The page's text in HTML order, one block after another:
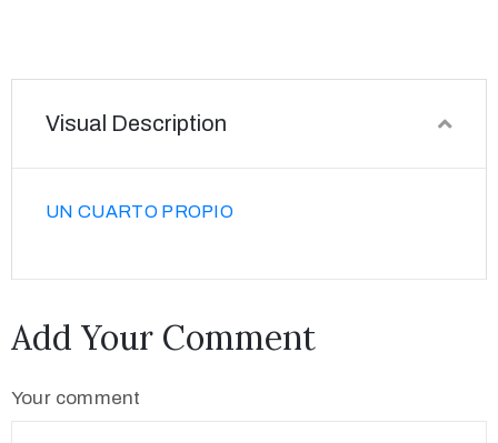
Visual Description
UN CUARTO PROPIO
Add Your Comment
Your comment